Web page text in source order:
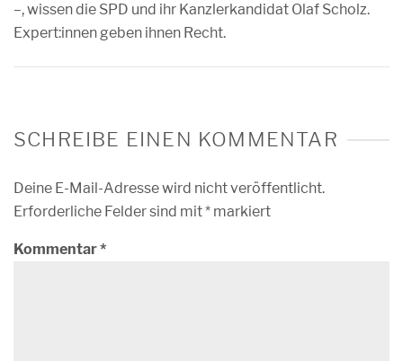
–, wissen die SPD und ihr Kanzlerkandidat Olaf Scholz.
Expert:innen geben ihnen Recht.
SCHREIBE EINEN KOMMENTAR
Deine E-Mail-Adresse wird nicht veröffentlicht.
Erforderliche Felder sind mit* markiert
Kommentar*